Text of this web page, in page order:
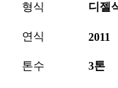
형식 디젤
연식 2011
톤수 3톤